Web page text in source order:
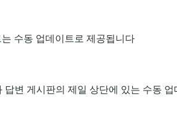
수동 업데이트로 제공됩니다
답변 게시판의 제일 상단에 있는 수동